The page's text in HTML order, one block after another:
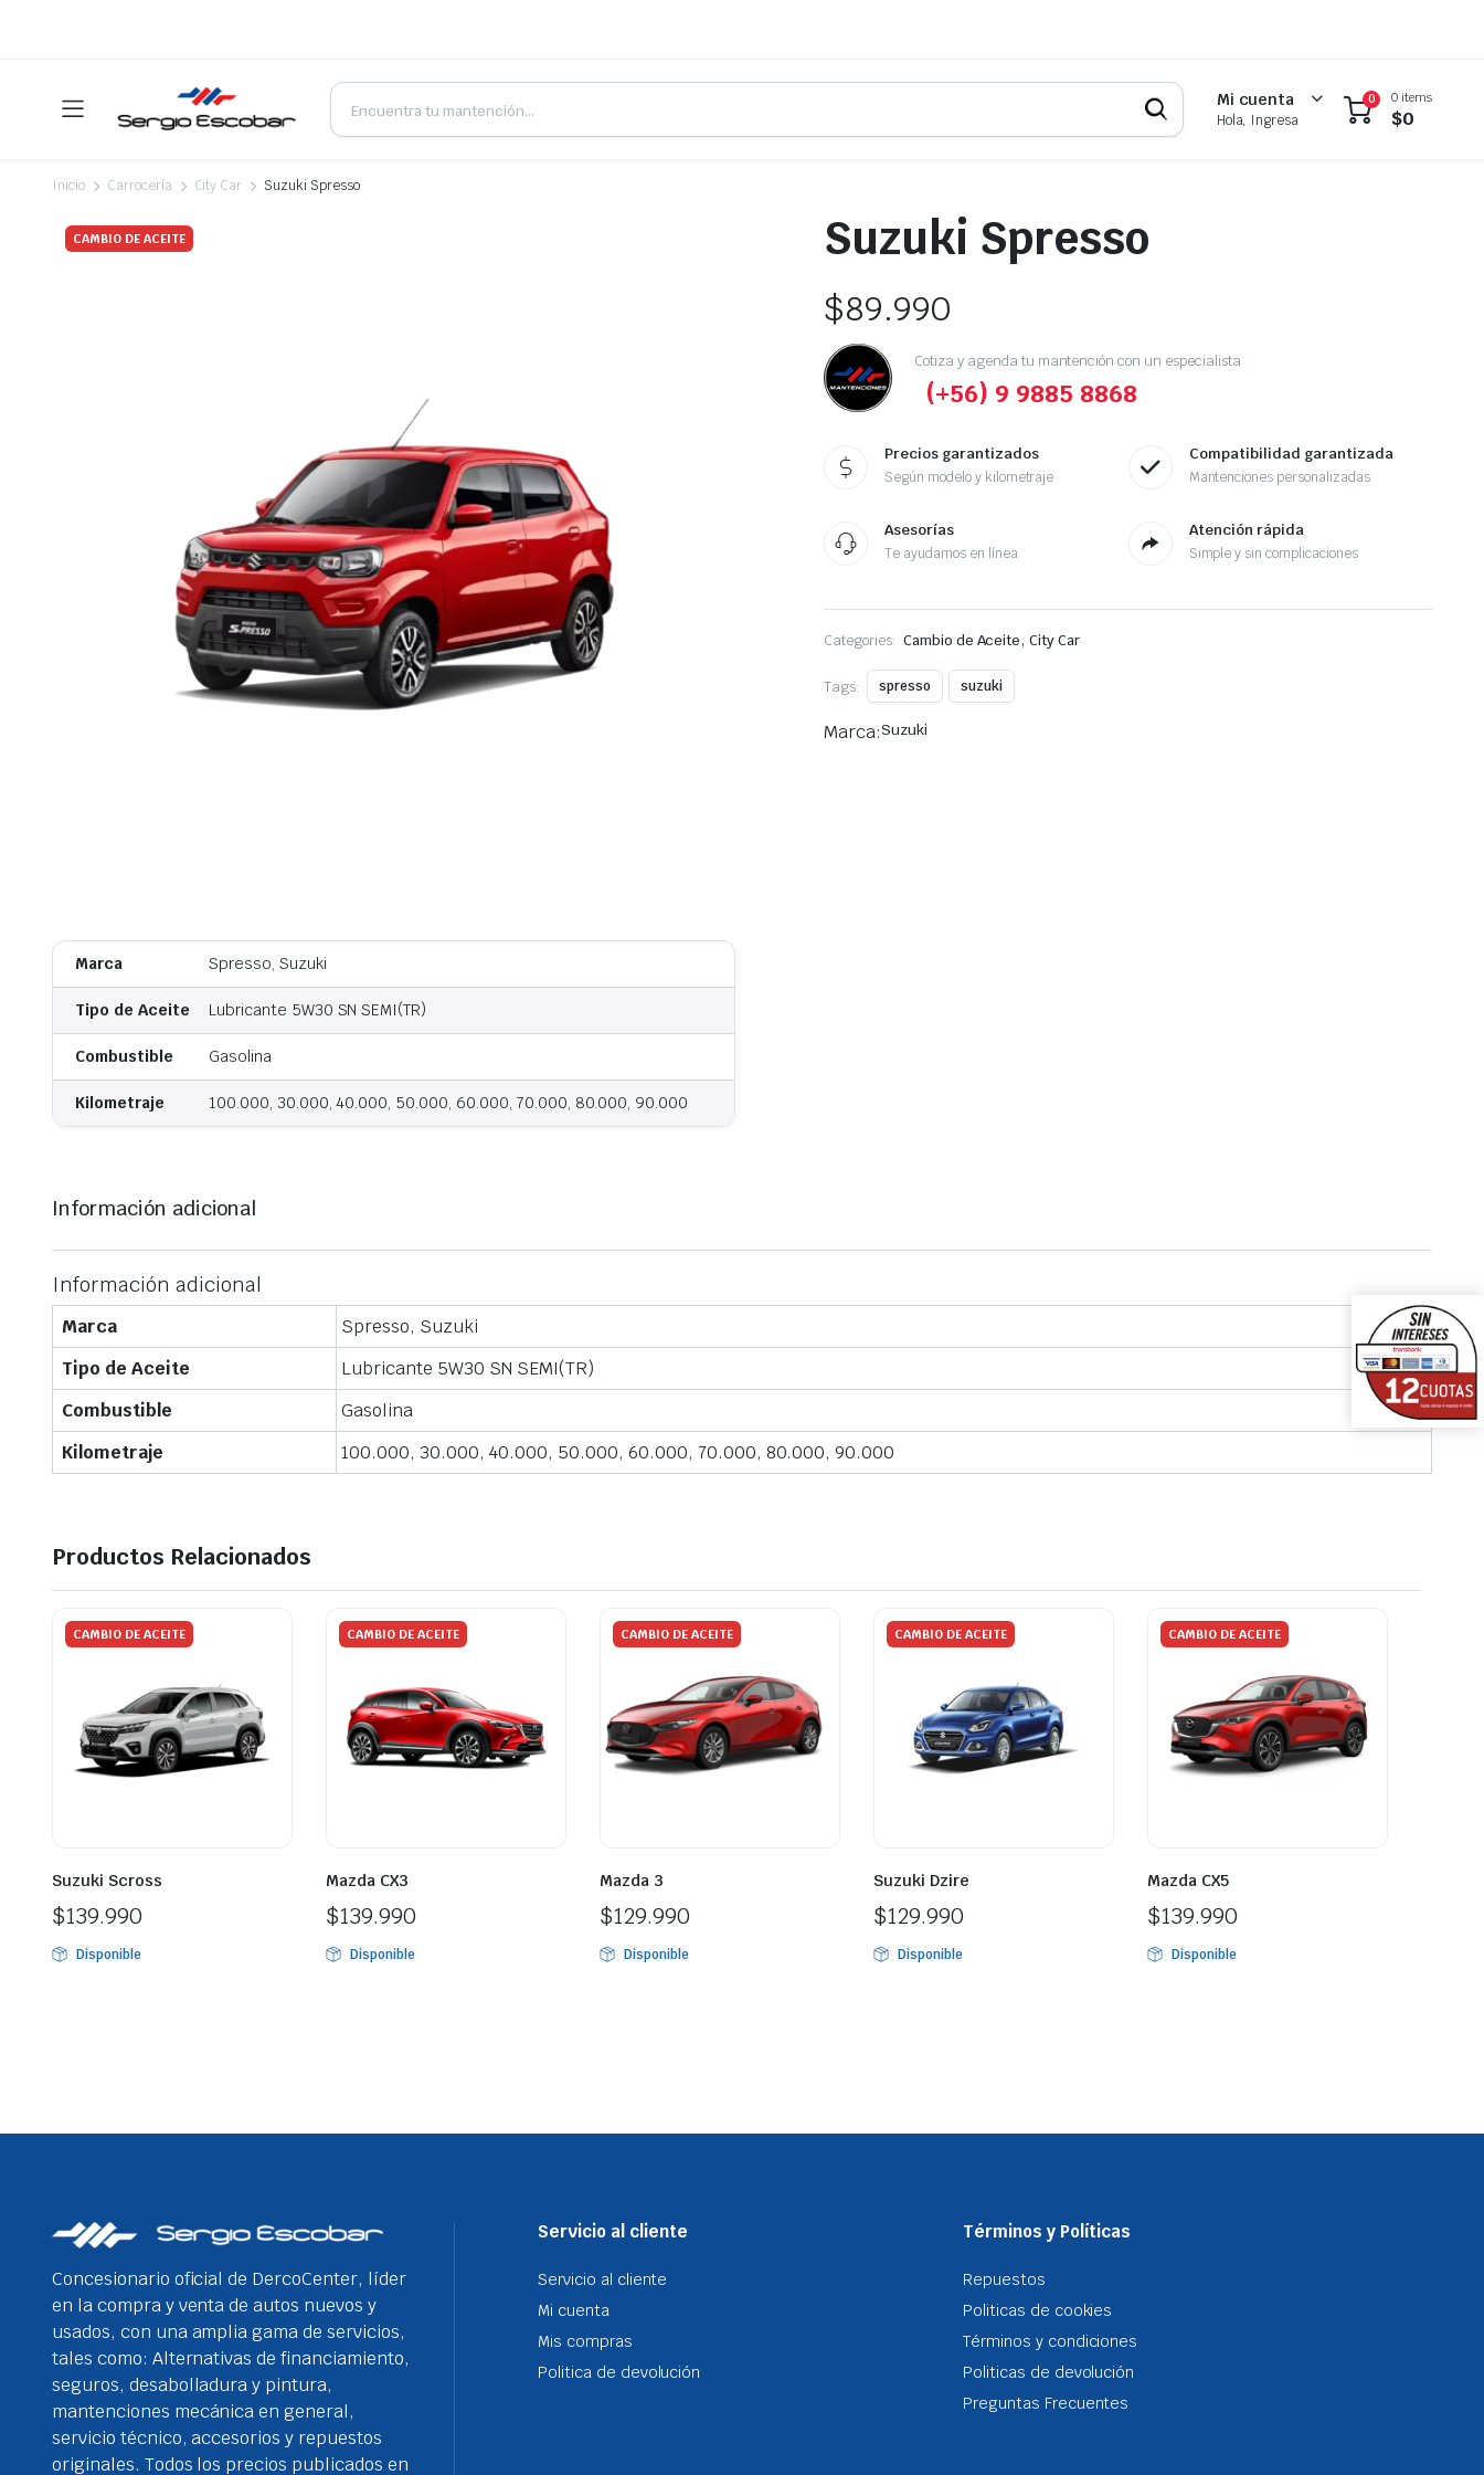
Products
search
Mi cuenta
Hola, Ingresa
0 0 items
$0
Inicio Carrocería City Car Suzuki Spresso
CAMBIO DE ACEITE
Marca Spresso, Suzuki
Tipo de Aceite Lubricante 5W30 SN SEMI(TR)
Combustible Gasolina
Kilometraje 100.000, 30.000, 40.000, 50.000, 60.000, 70.000, 80.000, 90.000
Suzuki Spresso
$89.990
Cotiza y agenda tu mantención con un especialista
(+56) 9 9885 8868
Precios garantizados
Según modelo y kilometraje
Compatibilidad garantizada
Mantenciones personalizadas
Asesorías
Te ayudamos en línea
Atención rápida
Simple y sin complicaciones
Categories: Cambio de Aceite, City Car
Tags: spresso suzuki
Marca:Suzuki
Información adicional
Información adicional
Marca
Spresso, Suzuki
Tipo de Aceite
Lubricante 5W30 SN SEMI(TR)
Combustible
Gasolina
Kilometraje
100.000, 30.000, 40.000, 50.000, 60.000, 70.000, 80.000, 90.000
Productos Relacionados
CAMBIO DE ACEITE
Suzuki Scross
$139.990
Disponible
CAMBIO DE ACEITE
Mazda CX3
$139.990
Disponible
CAMBIO DE ACEITE
Mazda 3
$129.990
Disponible
CAMBIO DE ACEITE
Suzuki Dzire
$129.990
Disponible
CAMBIO DE ACEITE
Mazda CX5
$139.990
Disponible
Concesionario oficial de DercoCenter, líder
en la compra y venta de autos nuevos y
usados, con una amplia gama de servicios,
tales como: Alternativas de financiamiento,
seguros, desabolladura y pintura,
mantenciones mecánica en general,
servicio técnico, accesorios y repuestos
originales. Todos los precios publicados en
Servicio al cliente
Servicio al cliente
Mi cuenta
Mis compras
Politica de devolución
Términos y Políticas
Repuestos
Politicas de cookies
Términos y condiciones
Politicas de devolución
Preguntas Frecuentes